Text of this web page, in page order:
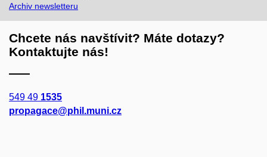
Archiv newsletteru
Chcete nás navštívit? Máte dotazy?
Kontaktujte nás!
549 49 1535
propagace@phil.muni.cz